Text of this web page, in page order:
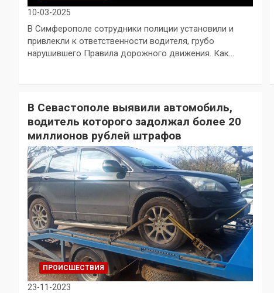
10-03-2025
В Симферополе сотрудники полиции установили и
привлекли к ответственности водителя, грубо
нарушившего Правила дорожного движения. Как…
В Севастополе выявили автомобиль,
водитель которого задолжал более 20
миллионов рублей штрафов
ПРОИСШЕСТВИЯ
23-11-2023